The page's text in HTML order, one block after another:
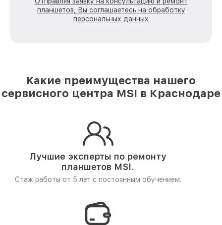
планшетов, Вы соглашаетесь на обработку
персональных данных
Какие преимущества нашего
сервисного центра MSI в Краснодаре
Лучшие эксперты по ремонту
планшетов MSI.
Стаж работы от 5 лет с постоянным обучением.